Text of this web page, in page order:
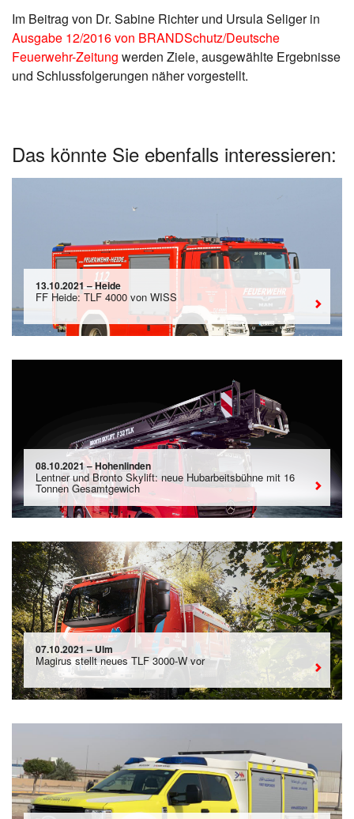
Im Beitrag von Dr. Sabine Richter und Ursula Seliger in
Ausgabe 12/2016 von BRANDSchutz/Deutsche
Feuerwehr-Zeitung werden Ziele, ausgewählte Ergebnisse
und Schlussfolgerungen näher vorgestellt.
Das könnte Sie ebenfalls interessieren:
13.10.2021 – Heide
FF Heide: TLF 4000 von WISS
08.10.2021 – Hohenlinden
Lentner und Bronto Skylift: neue Hubarbeitsbühne mit 16
Tonnen Gesamtgewich
07.10.2021 – Ulm
Magirus stellt neues TLF 3000-W vor